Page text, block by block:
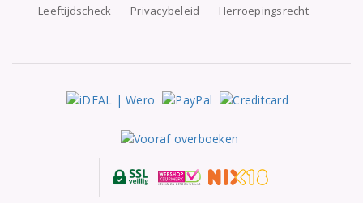
Leeftijdscheck
Privacybeleid Herroepingsrecht